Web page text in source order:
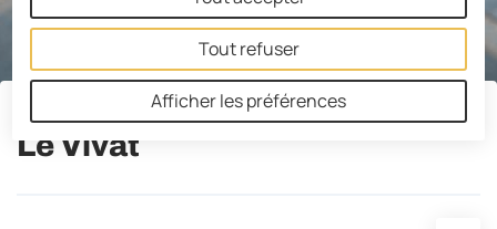
Afficher les préférences
Tout refuser
Le Vivat